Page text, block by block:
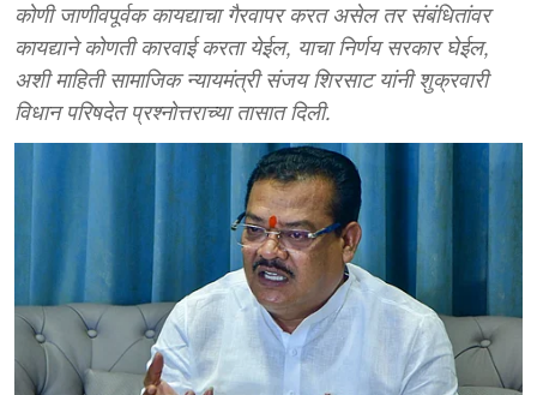
कोणी जाणीवपूर्वक कायद्याचा गैरवापर करत असेल तर संबंधितांवर
कायद्याने कोणती कारवाई करता येईल, याचा निर्णय सरकार घेईल,
अशी माहिती सामाजिक न्यायमंत्री संजय शिरसाट यांनी शुक्रवारी
विधान परिषदेत प्रश्नोत्तराच्या तासात दिली.